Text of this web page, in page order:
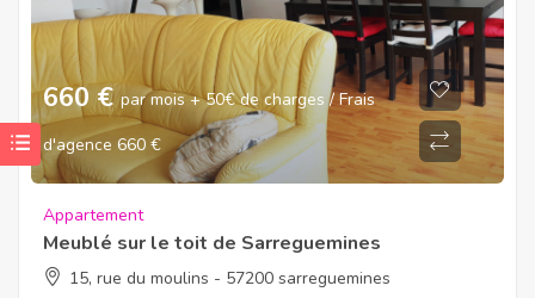
660 €par mois + 50€ de charges / Frais
d'agence 660 €
Appartement
Meublé sur le toit de Sarreguemines
15, rue du moulins - 57200 sarreguemines